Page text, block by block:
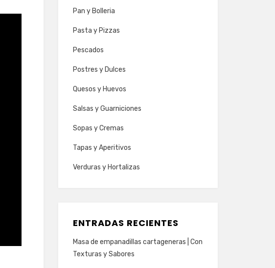
Pan y Bolleria
Pasta y Pizzas
Pescados
Postres y Dulces
Quesos y Huevos
Salsas y Guarniciones
Sopas y Cremas
Tapas y Aperitivos
Verduras y Hortalizas
ENTRADAS RECIENTES
Masa de empanadillas cartageneras | Con
Texturas y Sabores